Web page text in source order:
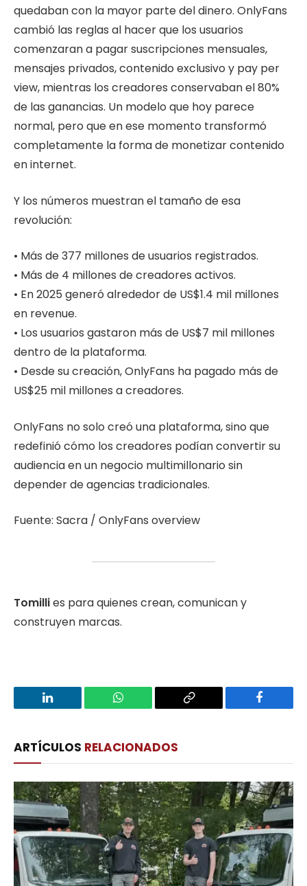
quedaban con la mayor parte del dinero. OnlyFans
cambió las reglas al hacer que los usuarios
comenzaran a pagar suscripciones mensuales,
mensajes privados, contenido exclusivo y pay per
view, mientras los creadores conservaban el 80%
de las ganancias. Un modelo que hoy parece
normal, pero que en ese momento transformó
completamente la forma de monetizar contenido
en internet.
Y los números muestran el tamaño de esa
revolución:
• Más de 377 millones de usuarios registrados.
• Más de 4 millones de creadores activos.
• En 2025 generó alrededor de US$1.4 mil millones
en revenue.
• Los usuarios gastaron más de US$7 mil millones
dentro de la plataforma.
• Desde su creación, OnlyFans ha pagado más de
US$25 mil millones a creadores.
OnlyFans no solo creó una plataforma, sino que
redefinió cómo los creadores podían convertir su
audiencia en un negocio multimillonario sin
depender de agencias tradicionales.
Fuente: Sacra / OnlyFans overview
Tomillies para quienes crean, comunican y
construyen marcas.
LinkedIn WhatsApp
Copy
Facebook
ARTÍCULOS RELACIONADOS